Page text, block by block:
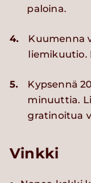
paloina.
4.
Kuumenna
liemikuutio.
5.
Kypsennä
minuuttia.
gratinoitua
Vinkki